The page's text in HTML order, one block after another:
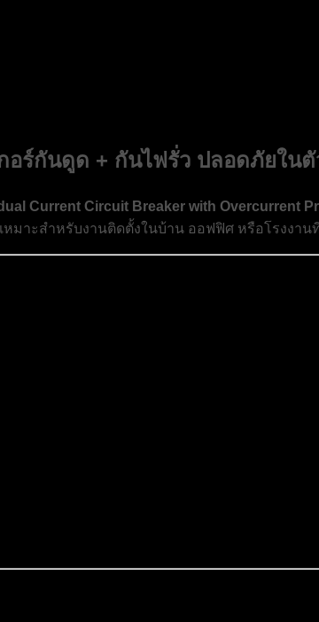
กอร์กันดูด + กันไฟรั่ว ปลอดภัยในตั
Current Circuit Breaker with Overcurrent
หมาะสำหรับงานติดตั้งในบ้าน ออฟฟิศ หรือโรงงา